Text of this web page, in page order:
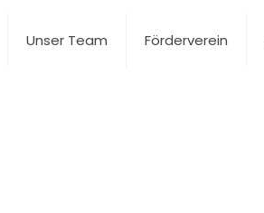
Unser Team Förderverein